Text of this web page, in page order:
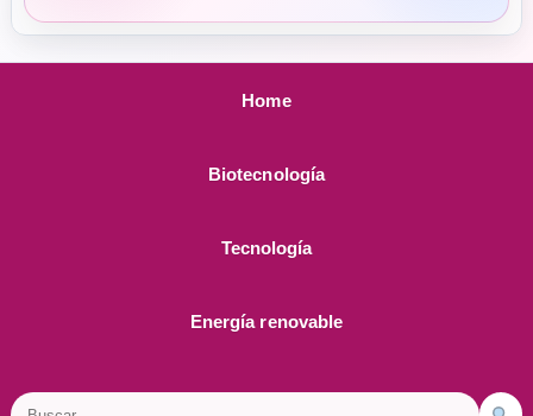
Home
Biotecnología
Tecnología
Energía renovable